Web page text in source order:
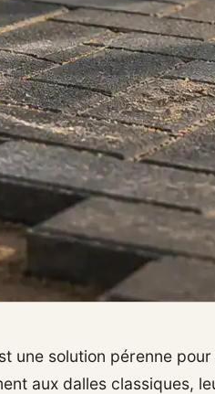
une solution pérenne
aux dalles classiques,